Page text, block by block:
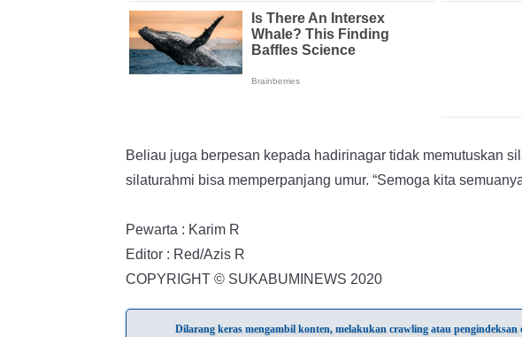
Beliau juga berpesan kepada hadirinagar tidak memutuskan
silaturahmi bisa memperpanjang umur. “Semoga kita
Pewarta : Karim R
Editor : Red/Azis R
COPYRIGHT © SUKABUMINEWS 2020
Dilarang keras mengambil konten, melakukan crawling atau